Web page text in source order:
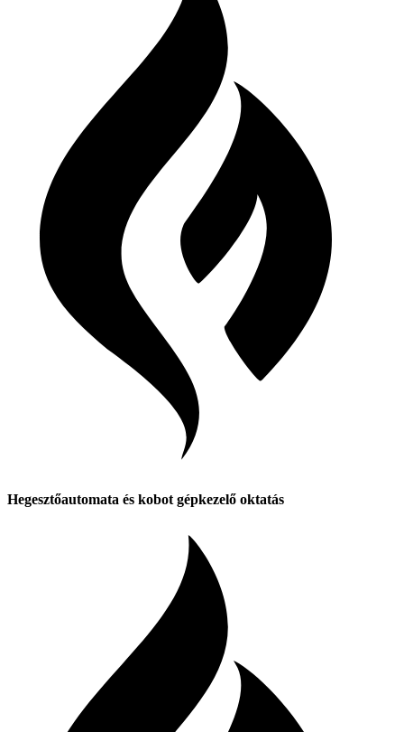
Hegesztőautomata és kobot gépkezelő oktatás